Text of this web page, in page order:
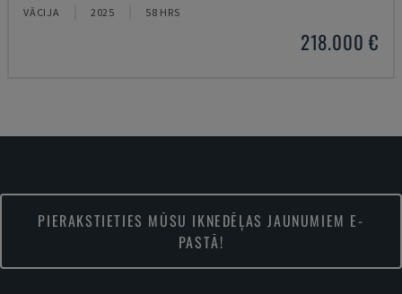
VĀCIJA 2025 58 HRS
218.000 €
PIERAKSTIETIES MŪSU IKNEDĒĻAS JAUNUMIEM E-
PASTĀ!